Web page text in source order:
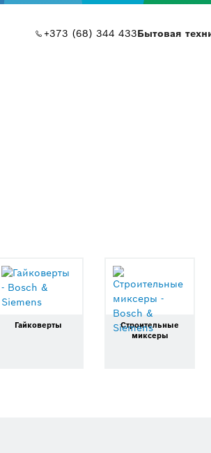
+373 (68) 344 433Бытовая
Гайковерты
Строительные
миксеры